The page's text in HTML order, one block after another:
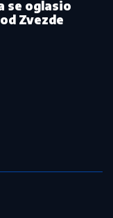
se oglasio
Zvezde